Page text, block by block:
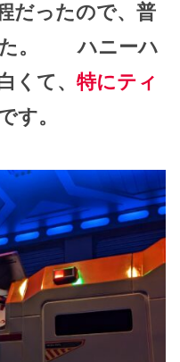
だったので、普
た。 ハニーハ
くて、 特にティ
す。